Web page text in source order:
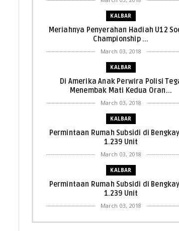
KALBAR
Meriahnya Penyerahan Hadiah U12
Championship ...
March 03, 2018
KALBAR
Di Amerika Anak Perwira Polisi
Menembak Mati Kedua Oran...
March 03, 2018
KALBAR
Permintaan Rumah Subsidi di
1.239 Unit
March 03, 2018
KALBAR
Permintaan Rumah Subsidi di
1.239 Unit
March 03, 2018
KALBAR